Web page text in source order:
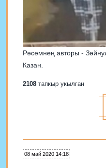
Рәсемнең авторы -
Казан.
2108 тапкыр укылган
08 май 2020 14:18